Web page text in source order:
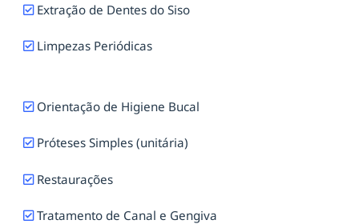
Extração de Dentes do Siso
Limpezas Periódicas
Orientação de Higiene Bucal
Próteses Simples (unitária)
Restaurações
Tratamento de Canal e Gengiva